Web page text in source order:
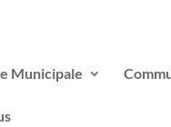
Municipale